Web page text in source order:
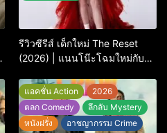
รีวิวซีรีส์ เด็กใหม่ The Reset
(2026) | แนนโน๊ะโฉมใหม่กับ
แอคชั่น Action
2026
ตลก Comedy
ลึกลับ Mystery
หนังฝรั่ง
อาชญากรรม Crime